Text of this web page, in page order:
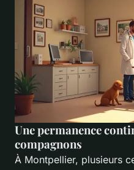
Une permanence
compagnons
À Montpellier, plusieurs